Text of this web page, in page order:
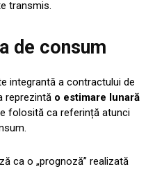
transmis.
de consum
integrantă a contractului de
reprezintă o estimare lunară
folosită ca referință atunci
ca o „prognoză” realizată